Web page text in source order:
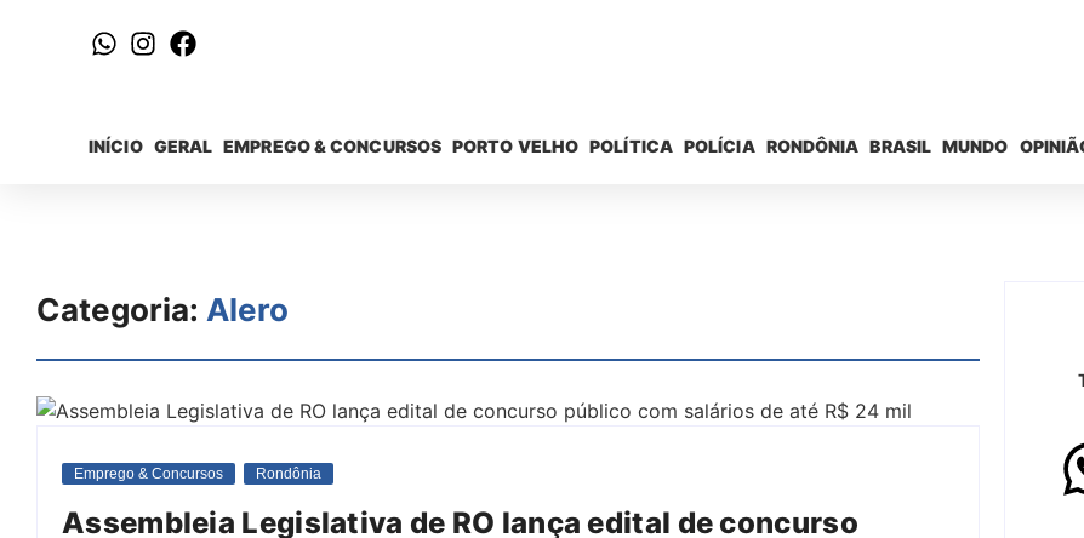
INÍCIO GERAL EMPREGO & CONCURSOS PORTO VELHO POLÍTICA POLÍCIA RONDÔNIA BRASIL MUNDO
Categoria: Alero
Emprego & Concursos Rondônia
Assembleia Legislativa de RO lança edital de concurso